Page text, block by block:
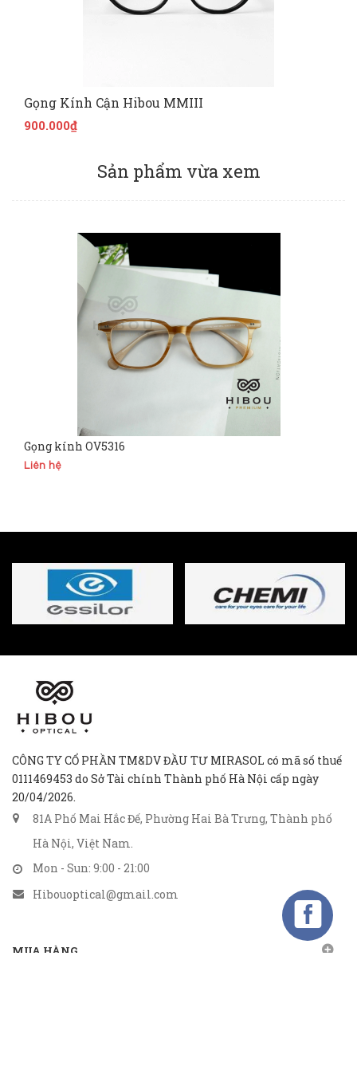
Gọng Kính Cận Hibou MMIII
900.000₫
Sản phẩm vừa xem
Gọng kính OV5316
Liên hệ
CÔNG TY CỔ PHẦN TM&DV ĐẦU TƯ MIRASOL có mã số thuế
0111469453 do Sở Tài chính Thành phố Hà Nội cấp ngày
20/04/2026.
81A Phố Mai Hắc Đế, Phường Hai Bà Trưng, Thành phố
Hà Nội, Việt Nam.
Mon - Sun: 9:00 - 21:00
Hibouoptical@gmail.com
MUA HÀNG